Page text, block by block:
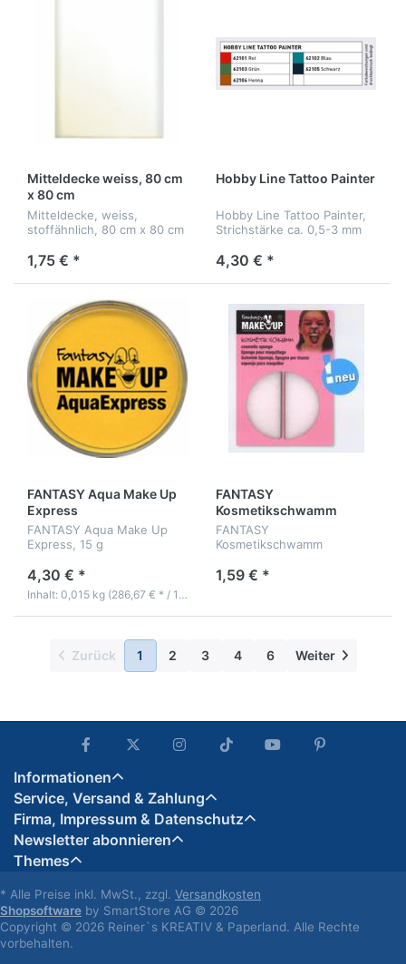
Mitteldecke weiss, 80 cm
x 80 cm
Mitteldecke, weiss,
stoffähnlich, 80 cm x 80 cm
1,75 € *
Hobby Line Tattoo Painter
Hobby Line Tattoo Painter,
Strichstärke ca. 0,5-3 mm
4,30 € *
FANTASY Aqua Make Up
Express
FANTASY Aqua Make Up
Express, 15 g
4,30 € *
Inhalt: 0,015 kg (286,67 € * / 1 kg)
FANTASY
Kosmetikschwamm
FANTASY
Kosmetikschwamm
1,59 € *
Zurück 1 2 3 4 6 Weiter
Informationen
Service, Versand & Zahlung
Firma, Impressum & Datenschutz
Newsletter abonnieren
Themes
* Alle Preise inkl. MwSt., zzgl. Versandkosten
Shopsoftware by SmartStore AG © 2026
Copyright © 2026 Reiner`s KREATIV & Paperland. Alle Rechte
vorbehalten.